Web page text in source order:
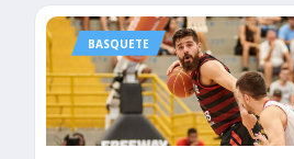
BASQUETE